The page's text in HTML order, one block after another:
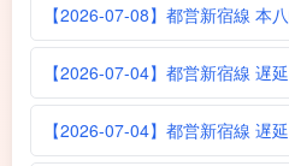
【2026-07-08】都営新宿線 本
【2026-07-04】都営新宿線 遅延
【2026-07-04】都営新宿線 遅延